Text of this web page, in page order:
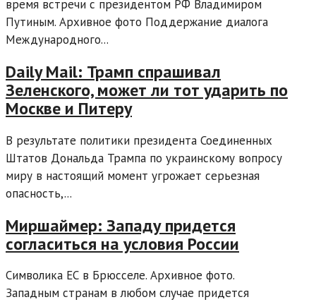
время встречи с президентом РФ Владимиром
Путиным. Архивное фото Поддержание диалога
Международного...
Daily Mail: Трамп спрашивал
Зеленского, может ли тот ударить по
Москве и Питеру
В результате политики президента Соединенных
Штатов Дональда Трампа по украинскому вопросу
миру в настоящий момент угрожает серьезная
опасность,...
Миршаймер: Западу придется
согласиться на условия России
Символика ЕС в Брюсселе. Архивное фото.
Западным странам в любом случае придется